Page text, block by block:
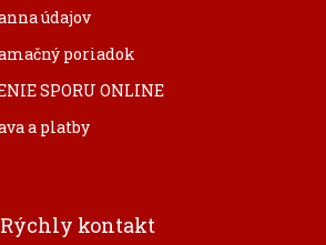
údajov
poriadok
SPORU ONLINE
a platby
Rýchly kontakt